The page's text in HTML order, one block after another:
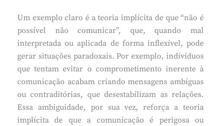
Um exemplo claro é a teoria implícita de que “não é
possível não comunicar”, que, quando mal
interpretada ou aplicada de forma inflexível, pode
gerar situações paradoxais. Por exemplo, indivíduos
que tentam evitar o comprometimento inerente à
comunicação acabam criando mensagens ambíguas
ou contraditórias, que desestabilizam as relações.
Essa ambiguidade, por sua vez, reforça a teoria
implícita de que a comunicação é perigosa ou